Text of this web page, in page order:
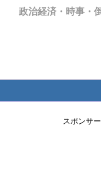
政治経済・時事・
スポンサ